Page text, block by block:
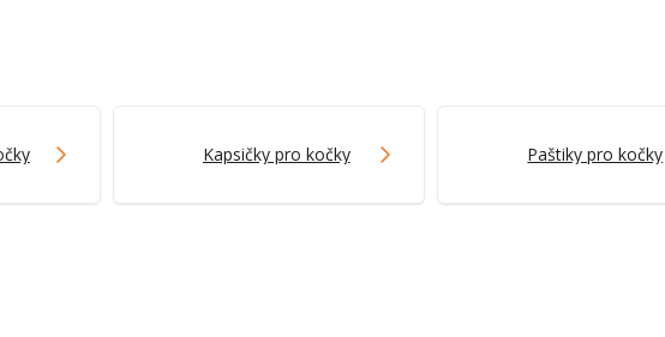
Kapsičky pro kočky Paštiky pro kočky